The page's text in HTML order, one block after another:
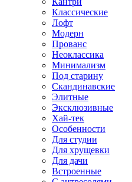
Классические
Лофт
Модерн
Прованс
Неоклассика
Минимализм
Под старину
Скандинавские
Элитные
Эксклюзивные
Хай-тек
Особенности
Для студии
Для хрущевки
Для дачи
Встроенные